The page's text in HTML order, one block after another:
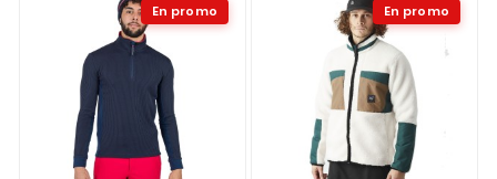
En promo En promo